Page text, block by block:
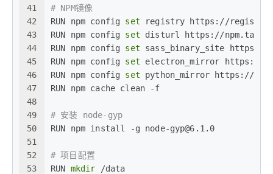
41
42
43
44
45
46
47
48
49
50
51
52
53
# NPM镜像
RUN npm config set registry https://
RUN npm config set disturl https://
RUN npm config set sass_binary_site https://
RUN npm config set electron_mirror https://
RUN npm config set python_mirror https://
RUN npm cache clean -f
# 安装 node-gyp
RUN npm install -g node-gyp@6.1.0
# 项目配置
RUN mkdir /data